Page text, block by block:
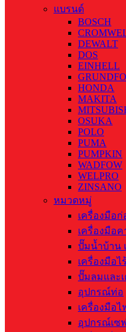
แบรนด์
BOSCH
DEWALT
DOS
EINHELL
HONDA
MAKITA
OSUKA
POLO
PUMA
PUMPKIN
WADFOW
WELPRO
ZINSANO
หมวดหมู่
เครื่องมือก่
เครื่องมือ
ปั๊มน้ำบ้าน
เครื่องมือไ
ปั๊มลมและ
อุปกรณ์ท่อ
เครื่องมือ
อุปกรณ์เซ